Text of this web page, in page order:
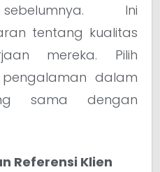
Ini
tentang kualitas
mereka. Pilih
dalam
sama dengan
Referensi Klien